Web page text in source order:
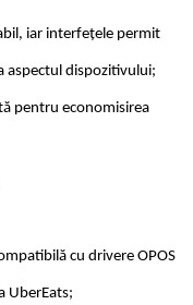
iar interfețele permit
aspectul dispozitivului;
pentru economisirea
cu drivere OPOS
UberEats;